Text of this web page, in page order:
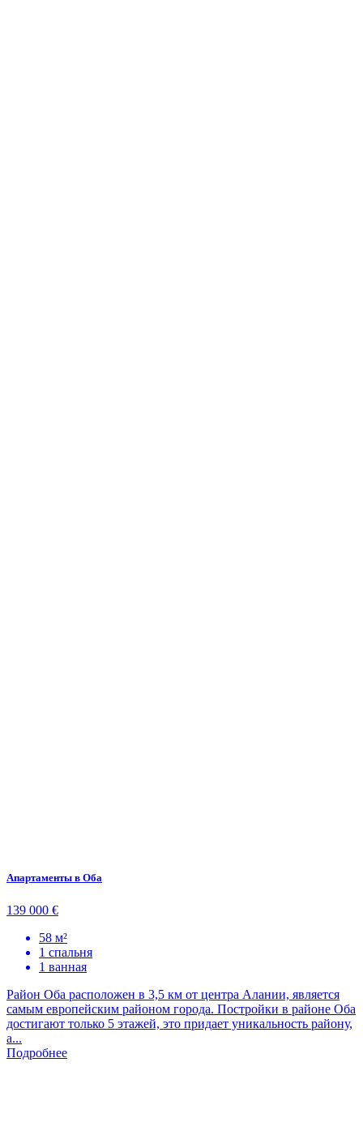
Апартаменты в Оба
139 000 €
58 м²
1 спальня
1 ванная
Район Оба расположен в 3,5 км от центра Алании, является
самым европейским районом города. Постройки в районе Оба
достигают только 5 этажей, это придает уникальность району,
а...
Подробнее